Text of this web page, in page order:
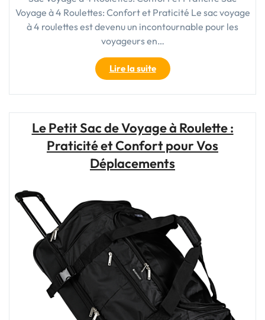
Voyage à 4 Roulettes: Confort et Praticité Le sac voyage
à 4 roulettes est devenu un incontournable pour les
voyageurs en…
Lire la suite"Sac
Voyage
à
Roulettes:
Confort
et
Praticité
pour
Le Petit Sac de Voyage à Roulette :
Praticité et Confort pour Vos
Déplacements